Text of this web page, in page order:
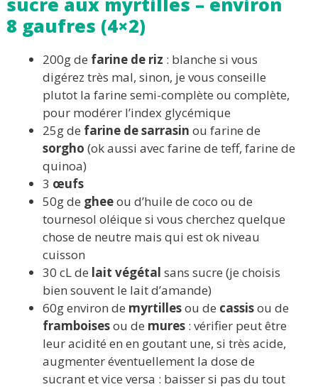
8 gaufres (4×2)
200g de farine de riz : blanche si vous
digérez très mal, sinon, je vous conseille
plutot la farine semi-complète ou complète,
pour modérer l’index glycémique
25g de farine de sarrasin ou farine de
sorgho (ok aussi avec farine de teff, farine de
quinoa)
3 œufs
50g de gheeou d’huile de coco ou de
tournesol oléique si vous cherchez quelque
chose de neutre mais qui est ok niveau
cuisson
30 cL de lait végétal sans sucre (je choisis
bien souvent le lait d’amande)
60g environ de myrtillesou de cassisou de
framboisesou de mures : vérifier peut être
leur acidité en en goutant une, si très acide,
augmenter éventuellement la dose de
sucrant et vice versa : baisser si pas du tout